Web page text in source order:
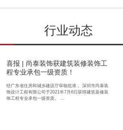
行业动态
喜报 | 尚泰装饰获建筑装修装饰工
程专业承包一级资质！
经广东省住房和城乡建设厅审核批准， 深圳市尚泰装
饰设计工程有限公司于2021年7月6日获得建筑装修装
饰工程专业承包一级资质。 ...